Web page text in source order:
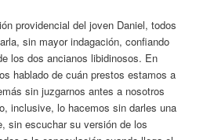
providencial del joven Daniel, todos
sin mayor indagación, confiando
los dos ancianos libidinosos. En
hablado de cuán prestos estamos a
sin juzgarnos antes a nosotros
inclusive, lo hacemos sin darles una
sin escuchar su versión de los